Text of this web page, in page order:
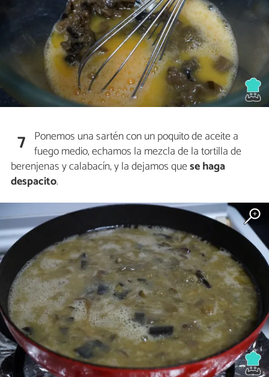
7 Ponemos una sartén con un poquito de aceite a
fuego medio, echamos la mezcla de la tortilla de
berenjenas y calabacín, y la dejamos quese haga
despacito.